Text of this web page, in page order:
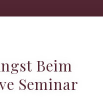
Beim
Seminar